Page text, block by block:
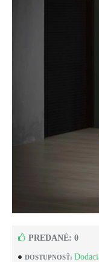
DOSTUPNOSŤ:
PREDANÉ: 0